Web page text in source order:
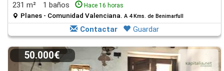
231 m²
1 baños Hace 16 horas
Planes - Comunidad Valenciana. A 4 Kms. de Benimarfull
Contactar Guardar
50.000€